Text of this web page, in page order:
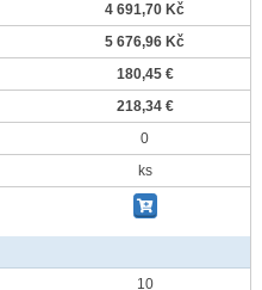
4 691,70 Kč
5 676,96 Kč
180,45 €
218,34 €
0
ks
10